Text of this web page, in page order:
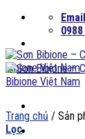
Skip
content
Email
Trang chủ / Sản
Lọc